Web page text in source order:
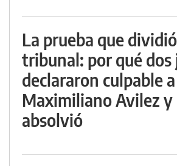
La prueba que
tribunal: por qué dos
declararon culpable a
Maximiliano Avilez y
absolvió